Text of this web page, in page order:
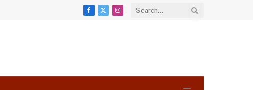
Facebook
X
Instagram